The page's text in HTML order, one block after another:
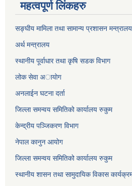
महत्वपूर्ण लिंकहरु
सङ्घीय मामिला तथा सामान्य प्रशासन मन्त्रालय
अर्थ मन्त्रालय
स्थानीय पूर्वाधार तथा कृषि सडक विभाग
लोक सेवा अायाेग
अनलाईन घटना दर्ता
जिल्ला समन्वय समितिको कार्यालय रुकुम
केन्द्रीय पञ्जिकरण विभाग
नेपाल कानुन आयोग
जिल्ला समन्वय समितिको कार्यालय रुकुम
स्थानीय शासन तथा सामुदायिक विकास